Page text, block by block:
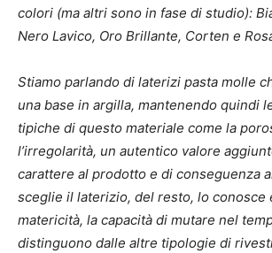
colori (ma altri sono in fase di studio):
Nero Lavico, Oro Brillante, Corten e
Stiamo parlando di laterizi pasta molle
una base in argilla, mantenendo quindi
tipiche di questo materiale come la
l’irregolarità, un autentico valore
carattere al prodotto e di conseguenza
sceglie il laterizio, del resto, lo conosce
matericità, la capacità di mutare nel
distinguono dalle altre tipologie di